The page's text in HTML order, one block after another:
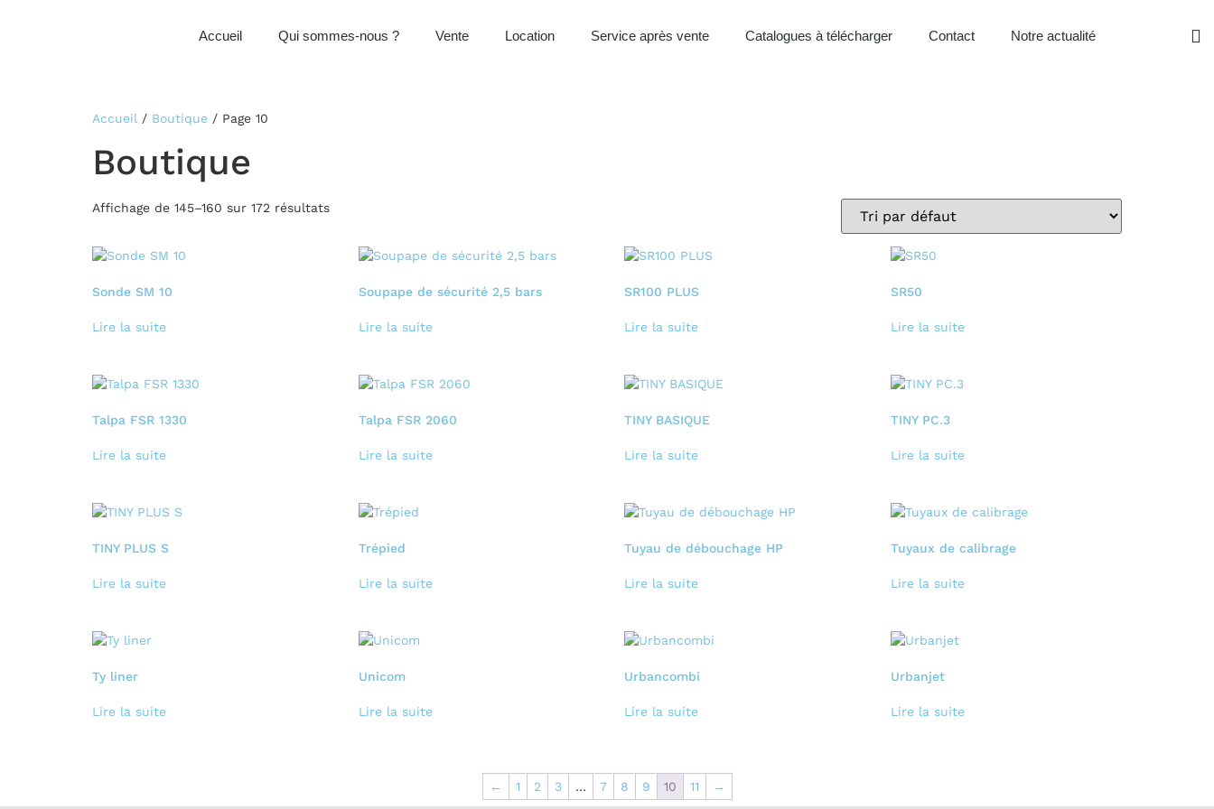
Accueil Qui sommes-nous ? Vente Location Service après vente Catalogues à télécharger Contact Notre actualité
Accueil / Boutique / Page 10
Boutique
Affichage de 145–160 sur 172 résultats
Sonde SM 10
Lire la suite
Soupape de sécurité 2,5 bars
Lire la suite
SR100 PLUS
Lire la suite
SR50
Lire la suite
Talpa FSR 1330
Lire la suite
Talpa FSR 2060
Lire la suite
TINY BASIQUE
Lire la suite
TINY PC.3
Lire la suite
TINY PLUS S
Lire la suite
Trépied
Lire la suite
Tuyau de débouchage HP
Lire la suite
Tuyaux de calibrage
Lire la suite
Ty liner
Lire la suite
Unicom
Lire la suite
Urbancombi
Lire la suite
Urbanjet
Lire la suite
← 1 2 3 … 7 8 9 10 11 →